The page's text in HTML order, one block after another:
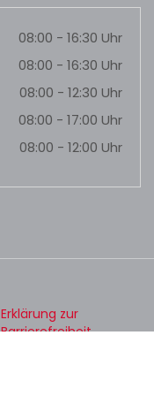
08:00 - 16:30 Uhr
08:00 - 16:30 Uhr
08:00 - 12:30 Uhr
08:00 - 17:00 Uhr
08:00 - 12:00 Uhr
Erklärung zur
Barrierefreiheit